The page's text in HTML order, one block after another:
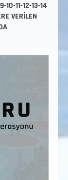
10-11-12-13-14
VERİLEN